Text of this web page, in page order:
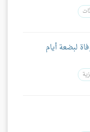
لبضعة أيام